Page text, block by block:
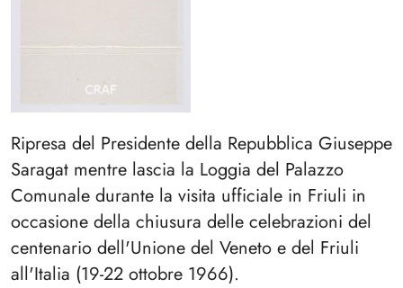
Ripresa del Presidente della Repubblica Giuseppe
Saragat mentre lascia la Loggia del Palazzo
Comunale durante la visita ufficiale in Friuli in
occasione della chiusura delle celebrazioni del
centenario dell'Unione del Veneto e del Friuli
all'Italia (19-22 ottobre 1966).